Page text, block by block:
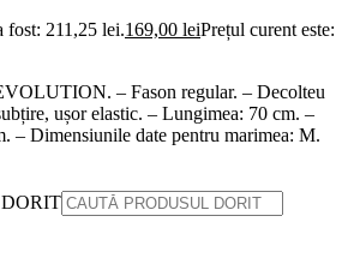
fost: 211,25 lei.169,00 leiPrețul curent este:
– Fason regular. – Decolteu
ușor elastic. – Lungimea: 70 cm. –
– Dimensiunile date pentru marimea: M.